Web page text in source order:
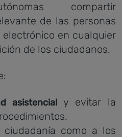
compartir
de las personas
en cualquier
de los ciudadanos.
asistencialy evitar la
como a los